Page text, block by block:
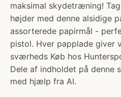
maksimal skydetræning!
højder med denne alsidige
assorterede papirmål -
pistol. Hver papplade giver
sværheds Køb hos
Dele af indholdet på denne
med hjælp fra AI.